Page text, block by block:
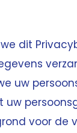
dit
uw
uw
voor de